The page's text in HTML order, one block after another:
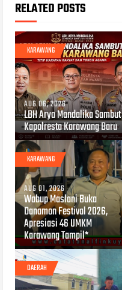
RELATED POSTS
KARAWANG
AUG 06, 2026
LBH Arya Mandalika Sambut
Kapolresta Karawang Baru
KARAWANG
AUG 01, 2026
Wabup Maslani Buka
Danamon Festival 2026,
Apresiasi 46 UMKM
Karawang Tampil*
DAERAH